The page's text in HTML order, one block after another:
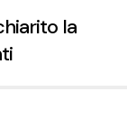
la